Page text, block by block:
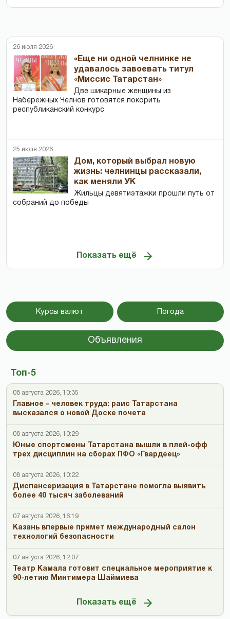
26 июля 2026
«Еще ни одной челнинке не
удавалось завоевать титул
«Миссис Татарстан»
Две шикарные женщины из
Набережных Челнов готовятся покорить
республиканский конкурс
25 июля 2026
Дом, который выбрал новую
жизнь: челнинцы рассказали,
как меняли УК
Жильцы девятиэтажки прошли путь от
собраний до победы
Показать ещё
Курсы валют Погода
Объявления
Топ-5
08 августа 2026, 10:35
Главное – человек труда: раис Татарстана
высказался о новой Доске почета
08 августа 2026, 10:29
Юные спортсмены Татарстана вышли в плей-офф
трех дисциплин на сборах ПФО «Гвардеец»
08 августа 2026, 10:22
Диспансеризация в Татарстане помогла выявить
более 40 тысяч заболеваний
07 августа 2026, 16:19
Казань впервые примет международный салон
технологий безопасности
07 августа 2026, 12:07
Театр Камала готовит специальное мероприятие к
90-летию Минтимера Шаймиева
Показать ещё